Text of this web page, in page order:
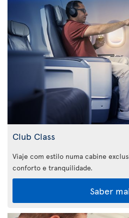
Club Class
Viaje com estilo numa cabine
conforto e tranquilidade.
Saber